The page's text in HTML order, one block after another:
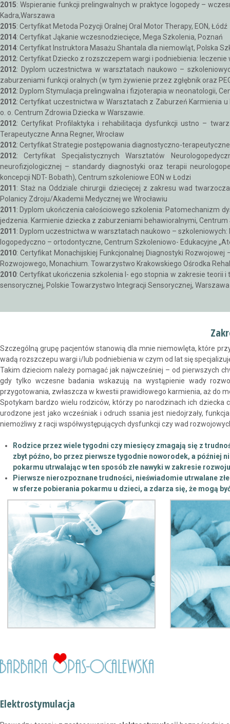
2015: Wspieranie funkcji prelingwalnych w praktyce logopedy –
Kadra,Warszawa
2015: Certyfikat Metoda Pozycji Oralnej Oral Motor Therapy, EON, Łódź
2014: Certyfikat Jąkanie wczesnodziecięce, Mega Szkolenia, Poznań
2014: Certyfikat Instruktora Masażu Shantala dla niemowląt, Polska
2012: Certyfikat Dziecko z rozszczepem wargi i podniebienia:
2012: Dyplom uczestnictwa w warsztatach naukowo –
zaburzeniami funkcji oralnych (w tym żywienie przez zgłębnik oraz
2012: Dyplom Stymulacja prelingwalna i fizjoterapia w neonatologii,
2012: Certyfikat uczestnictwa w Warsztatach z Zaburzeń Karmienia
o. o. Centrum Zdrowia Dziecka w Warszawie.
2012: Certyfikat Profilaktyka i rehabilitacja dysfunkcji ustno –
Terapeutyczne Anna Regner, Wrocław
2012: Certyfikat Strategie postępowania diagnostyczno-
2012: Certyfikat Specjalistycznych Warsztatów
neurofizjologicznej – standardy diagnostyki oraz terapii
koncepcji NDT- Bobath), Centrum szkoleniowe EON w Łodzi
2011 : Staż na Oddziale chirurgii dziecięcej z zakresu wad
Polanicy Zdroju/Akademii Medycznej we Wrocławiu
2011 : Dyplom ukończenia całościowego szkolenia: Patomechanizm
jedzenia. Karmienie dziecka z zaburzeniami behawioralnymi,
2011 : Dyplom uczestnictwa w warsztatach naukowo –
logopedyczno – ortodontyczne, Centrum Szkoleniowo- Edukacyjne
2010: Certyfikat Monachijskiej Funkcjonalnej Diagnostyki
Rozwojowego, Monachium. Towarzystwo Krakowskiego Ośrodka
2010: Certyfikat ukończenia szkolenia I- ego stopnia w zakresie
sensorycznej, Polskie Towarzystwo Integracji Sensorycznej, Warszawa
Szczególną grupę pacjentów stanowią dla mnie niemowlęta, które
wadą rozszczepu wargi i/lub podniebienia w czym od lat się
Takim dzieciom należy pomagać jak najwcześniej – od pierwszych
gdy tylko wczesne badania wskazują na wystąpienie wady
przygotowania, zwłaszcza w kwestii prawidłowego karmienia, aż do
Spotykam bardzo wielu rodziców, którzy po narodzinach ich dziecka
urodzone jest jako wcześniak i odruch ssania jest niedojrzały,
niemożliwy z racji współwystępujących dysfunkcji czy wad
Rodzice przez wiele tygodni czy miesięcy zmagają się z
zbyt późno, bo przez pierwsze tygodnie noworodek, a później
pokarmu utrwalając w ten sposób złe nawyki w zakresie
Pierwsze nierozpoznane trudności, nieświadomie utrwalane
w sferze pobierania pokarmu u dzieci, a zdarza się, że mogą
Elektrostymulacja